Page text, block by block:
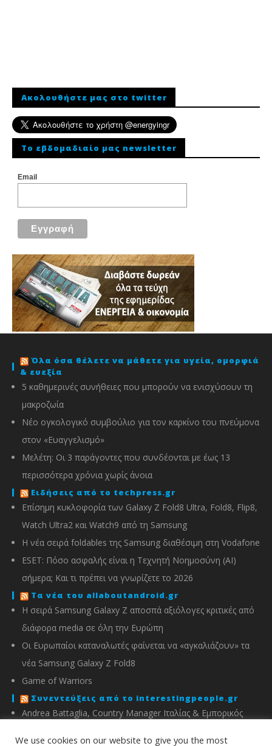
Ακολουθήστε μας στο twitter
To εβδομαδιαίο μας newsletter
Email
Όλα όσα θέλετε να μάθετε για υγεία, ομορφιά
& ευεξία
5 καθημερινές συνήθειες που μπορούν να ενισχύσουν τη
μακροζωία
Νέο ογκολογικό συμβούλιο για τον καρκίνο του πνεύμονα
στον «Ευαγγελισμό»
Μελέτη: Οι 3 παράγοντες που συνδέονται με έως 13
περισσότερα χρόνια χωρίς άνοια
Ειδήσεις από το techpress.gr
Επίσημη κυκλοφορία των Galaxy Z Fold8 Ultra, Fold8, Flip8,
Watch Ultra2 και Watch9 από τη Samsung
Η νέα σειρά foldables της Samsung διαθέσιμη στη Vodafone
ESET: Πόσο ασφαλής είναι η Τεχνητή Νοημοσύνη (AI)
σήμερα; Και τι πρέπει να γνωρίζετε το 2026
Τα νέα του allaboutandroid.gr
Η σειρά Samsung Galaxy Z αποσπά αξιόλογες κριτικές από
διάφορα media σε όλη την Ευρώπη
Οι Ευρωπαίοι καταναλωτές φαίνεται να «αγκαλιάζουν» τα
νέα Samsung Galaxy Z Fold8
Game of Warriors
Συνεντεύξεις από το interestingpeople.gr
Andrea Battaglia, Country Manager Ιταλίας & Εμπορικός
We use cookies on our website to give you the most